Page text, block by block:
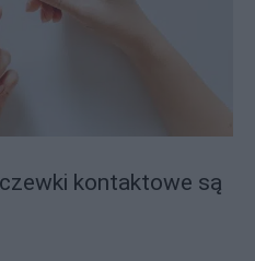
kontaktowe są